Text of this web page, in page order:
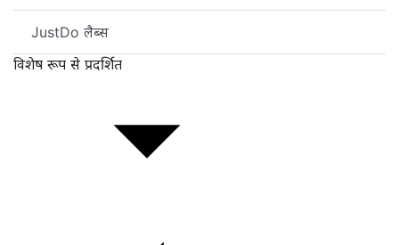
JustDo लैब्स
विशेष रूप से प्रदर्शित